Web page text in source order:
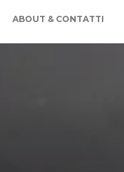
ABOUT & CONTATTI